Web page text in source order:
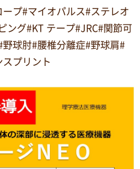
プ#マイオパルス#ステレオ
ング#KT テープ#JRC#関節可
球肘#腰椎分離症#野球肩#
プリント